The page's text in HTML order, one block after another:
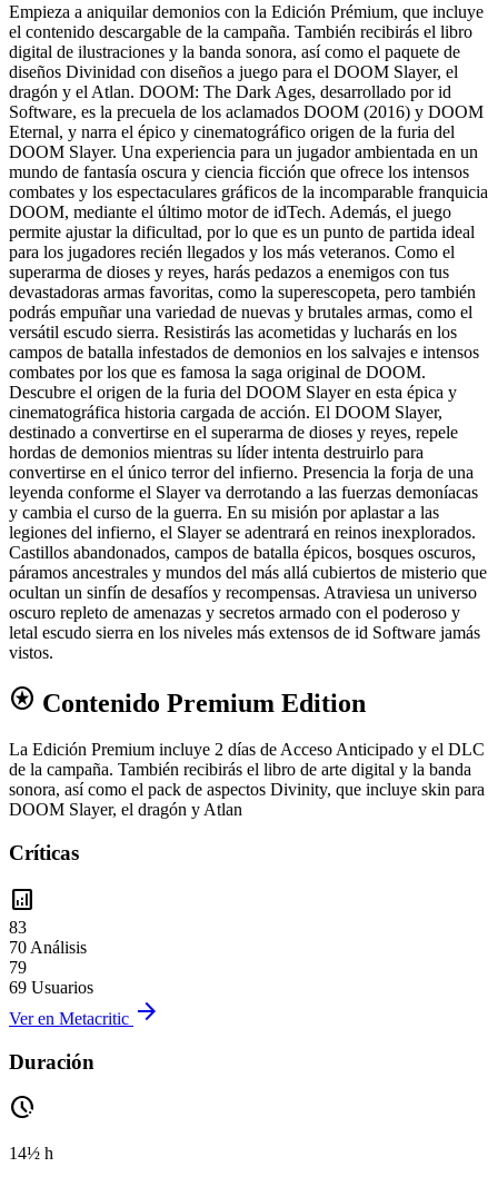
Empieza a aniquilar demonios con la Edición Prémium, que incluye
el contenido descargable de la campaña. También recibirás el libro
digital de ilustraciones y la banda sonora, así como el paquete de
diseños Divinidad con diseños a juego para el DOOM Slayer, el
dragón y el Atlan. DOOM: The Dark Ages, desarrollado por id
Software, es la precuela de los aclamados DOOM (2016) y DOOM
Eternal, y narra el épico y cinematográfico origen de la furia del
DOOM Slayer. Una experiencia para un jugador ambientada en un
mundo de fantasía oscura y ciencia ficción que ofrece los intensos
combates y los espectaculares gráficos de la incomparable franquicia
DOOM, mediante el último motor de idTech. Además, el juego
permite ajustar la dificultad, por lo que es un punto de partida ideal
para los jugadores recién llegados y los más veteranos. Como el
superarma de dioses y reyes, harás pedazos a enemigos con tus
devastadoras armas favoritas, como la superescopeta, pero también
podrás empuñar una variedad de nuevas y brutales armas, como el
versátil escudo sierra. Resistirás las acometidas y lucharás en los
campos de batalla infestados de demonios en los salvajes e intensos
combates por los que es famosa la saga original de DOOM.
Descubre el origen de la furia del DOOM Slayer en esta épica y
cinematográfica historia cargada de acción. El DOOM Slayer,
destinado a convertirse en el superarma de dioses y reyes, repele
hordas de demonios mientras su líder intenta destruirlo para
convertirse en el único terror del infierno. Presencia la forja de una
leyenda conforme el Slayer va derrotando a las fuerzas demoníacas
y cambia el curso de la guerra. En su misión por aplastar a las
legiones del infierno, el Slayer se adentrará en reinos inexplorados.
Castillos abandonados, campos de batalla épicos, bosques oscuros,
páramos ancestrales y mundos del más allá cubiertos de misterio que
ocultan un sinfín de desafíos y recompensas. Atraviesa un universo
oscuro repleto de amenazas y secretos armado con el poderoso y
letal escudo sierra en los niveles más extensos de id Software jamás
vistos.
stars Contenido Premium Edition
La Edición Premium incluye 2 días de Acceso Anticipado y el DLC
de la campaña. También recibirás el libro de arte digital y la banda
sonora, así como el pack de aspectos Divinity, que incluye skin para
DOOM Slayer, el dragón y Atlan
Críticas
analytics
83
70 Análisis
79
69 Usuarios
Ver en Metacritic arrow_forward
Duración
pace
14½ h